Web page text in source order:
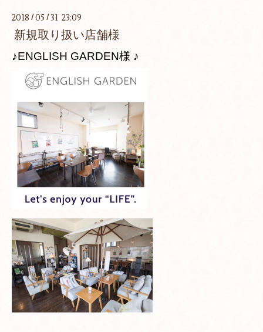
2018 /05 /31 23:09
新規取り扱い店舗様
♪ENGLISH GARDEN様 ♪